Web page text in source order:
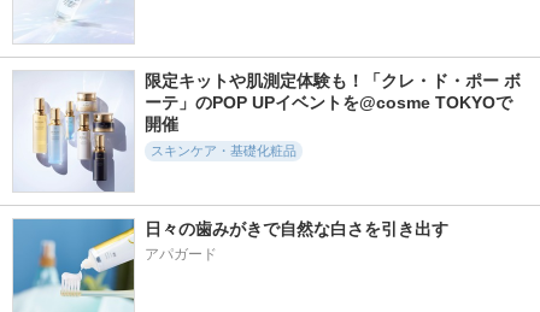
限定キットや肌測定体験も！「クレ・ド・ポー ボ
ーテ」のPOP UPイベントを@cosme TOKYOで
開催
スキンケア・基礎化粧品
日々の歯みがきで自然な白さを引き出す
アパガード